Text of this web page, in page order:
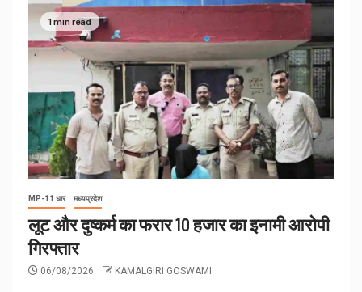
1 min read
MP-11 धार मध्यप्रदेश
लूट और दुष्कर्म का फरार 10 हजार का इनामी आरोपी
गिरफ्तार
06/08/2026 KAMALGIRI GOSWAMI